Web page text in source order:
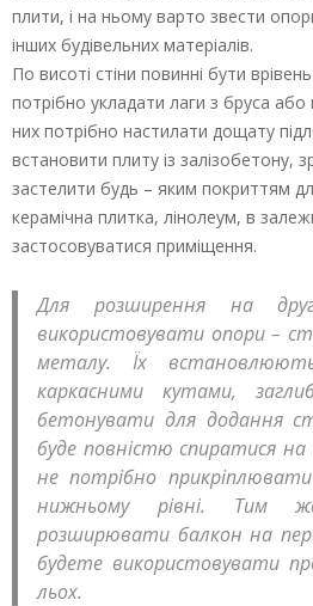
плити, і на ньому варто звести
інших будівельних матеріалів.
По висоті стіни повинні бути
потрібно укладати лаги з бруса
них потрібно настилати дощату
встановити плиту із залізобетону,
застелити будь – яким покриттям
керамічна плитка, лінолеум, в
застосовуватися приміщення.
Для розширення на
використовувати опори –
металу. Їх
каркасними кутами,
бетонувати для додання
буде повністю спиратися
не потрібно
нижньому рівні. Тим
розширювати балкон на
будете використовувати
льох.